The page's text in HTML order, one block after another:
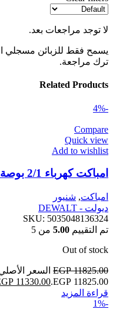
لا توجد مراجعات بعد.
يسمح فقط للزبائن مسجلي
ترك مراجعة.
Related Products
-4%
Compare
Quick view
Add to wishlist
امباكت كهرباء 2/1 بوصة 710 وات ديوالت DW292
امباكت, شنيور
ديولت - DEWALT
SKU: 5035048136324
تم التقييم 5.00 من 5
Out of stock
EGP11825.00
السعر
EGP 11825.00.
11330.00
قراءة المزيد
-1%